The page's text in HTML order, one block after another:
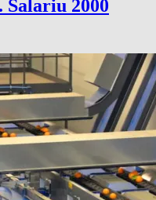
2000